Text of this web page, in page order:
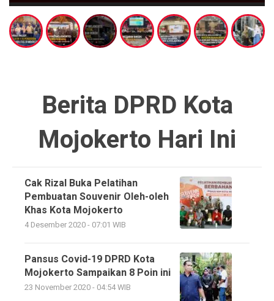
Berita DPRD Kota
Mojokerto Hari Ini
Cak Rizal Buka Pelatihan
Pembuatan Souvenir Oleh-oleh
Khas Kota Mojokerto
4 Desember 2020 - 07:01 WIB
Pansus Covid-19 DPRD Kota
Mojokerto Sampaikan 8 Poin ini
23 November 2020 - 04:54 WIB